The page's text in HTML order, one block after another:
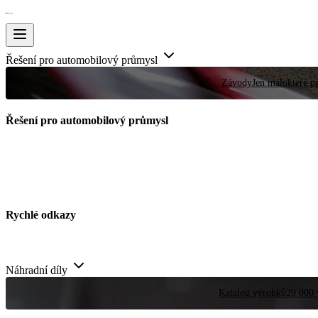
Řešení pro automobilový průmysl
ZávodyJen málokteré
Řešení pro automobilový průmysl
Rychlé odkazy
Náhradní díly
Katalog výrobků20 000